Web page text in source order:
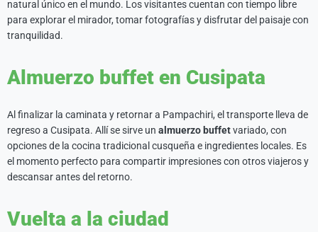
natural único en el mundo. Los visitantes cuentan con tiempo libre
para explorar el mirador, tomar fotografías y disfrutar del paisaje con
tranquilidad.
Almuerzo buffet en Cusipata
Al finalizar la caminata y retornar a Pampachiri, el transporte lleva de
regreso a Cusipata. Allí se sirve un almuerzo buffetvariado, con
opciones de la cocina tradicional cusqueña e ingredientes locales. Es
el momento perfecto para compartir impresiones con otros viajeros y
descansar antes del retorno.
Vuelta a la ciudad